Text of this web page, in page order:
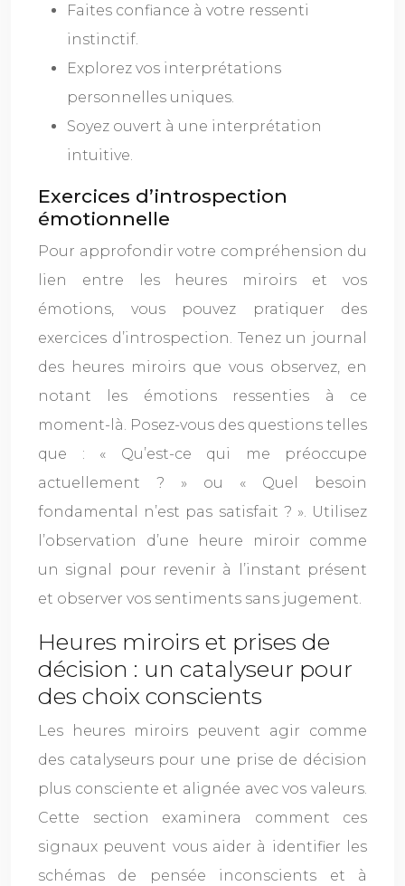
Faites confiance à votre ressenti
instinctif.
Explorez vos interprétations
personnelles uniques.
Soyez ouvert à une interprétation
intuitive.
Exercices d’introspection
émotionnelle
Pour approfondir votre compréhension du
lien entre les heures miroirs et vos
émotions, vous pouvez pratiquer des
exercices d’introspection. Tenez un journal
des heures miroirs que vous observez, en
notant les émotions ressenties à ce
moment-là. Posez-vous des questions telles
que : « Qu’est-ce qui me préoccupe
actuellement ? » ou « Quel besoin
fondamental n’est pas satisfait ? ». Utilisez
l’observation d’une heure miroir comme
un signal pour revenir à l’instant présent
et observer vos sentiments sans jugement.
Heures miroirs et prises de
décision : un catalyseur pour
des choix conscients
Les heures miroirs peuvent agir comme
des catalyseurs pour une prise de décision
plus consciente et alignée avec vos valeurs.
Cette section examinera comment ces
signaux peuvent vous aider à identifier les
schémas de pensée inconscients et à